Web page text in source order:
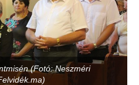
(Fotó: Neszméri